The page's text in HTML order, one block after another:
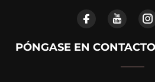
PÓNGASE EN